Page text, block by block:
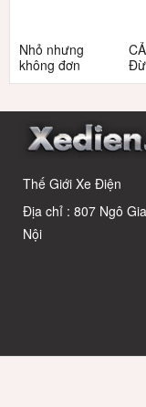
Nhỏ nhưng
không đơn
giản: Sự thật
học sinh cấp 2
Thế Giới Xe Điện
Địa chỉ : 807 Ngô
Nội